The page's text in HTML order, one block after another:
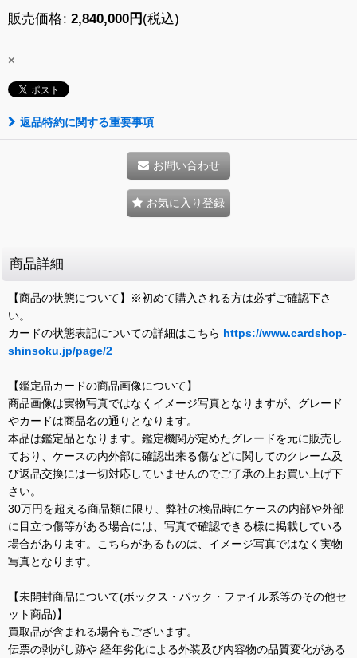
販売価格: 2,840,000円 (税込)
×
返品特約に関する重要事項
お問い合わせ
お気に入り登録
商品詳細
【商品の状態について】※初めて購入される方は必ずご確認下さ
い。
カードの状態表記についての詳細はこちら https://www.cardshop-
shinsoku.jp/page/2
【鑑定品カードの商品画像について】
商品画像は実物写真ではなくイメージ写真となりますが、グレード
やカードは商品名の通りとなります。
本品は鑑定品となります。鑑定機関が定めたグレードを元に販売し
ており、ケースの内外部に確認出来る傷などに関してのクレーム及
び返品交換には一切対応していませんのでご了承の上お買い上げ下
さい。
30万円を超える商品類に限り、弊社の検品時にケースの内部や外部
に目立つ傷等がある場合には、写真で確認できる様に掲載している
場合があります。こちらがあるものは、イメージ写真ではなく実物
写真となります。
【未開封商品について(ボックス・パック・ファイル系等のその他セ
ット商品)】
買取品が含まれる場合もございます。
伝票の剥がし跡や 経年劣化による外装及び内容物の品質変化がある